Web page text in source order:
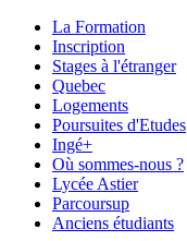
La Formation
Inscription
Stages à l'étranger
Quebec
Logements
Poursuites d'Etudes
Ingé+
Où sommes-nous ?
Lycée Astier
Parcoursup
Anciens étudiants